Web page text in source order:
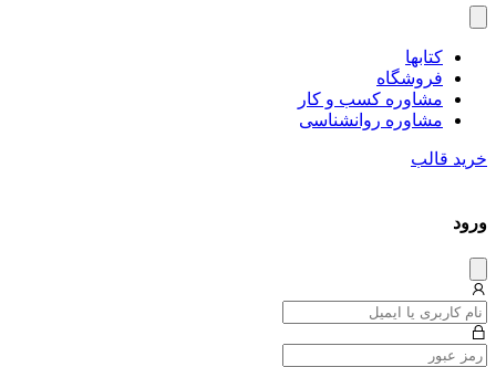
کتاب‎ها
فروشگاه
مشاوره کسب و کار
مشاوره روان‎شناسی
خرید قالب
ورود
میس